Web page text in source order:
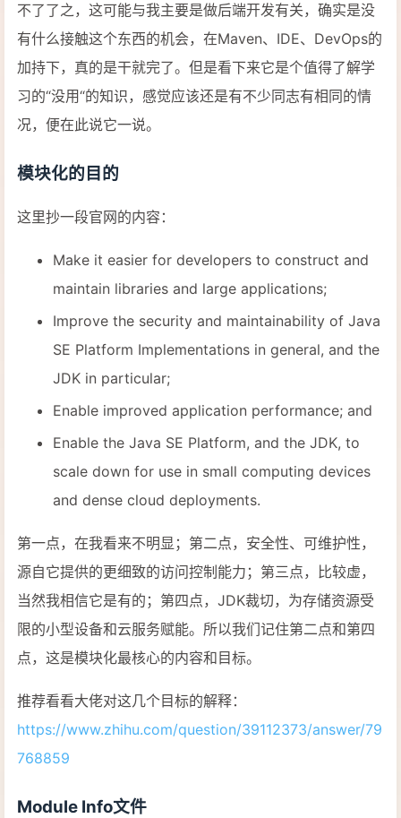
不了了之，这可能与我主要是做后端开发有关，确实是没
有什么接触这个东西的机会，在Maven、IDE、DevOps的
加持下，真的是干就完了。但是看下来它是个值得了解学
习的“没用“的知识，感觉应该还是有不少同志有相同的情
况，便在此说它一说。
模块化的目的
这里抄一段官网的内容：
Make it easier for developers to construct and
maintain libraries and large applications;
Improve the security and maintainability of Java
SE Platform Implementations in general, and the
JDK in particular;
Enable improved application performance; and
Enable the Java SE Platform, and the JDK, to
scale down for use in small computing devices
and dense cloud deployments.
第一点，在我看来不明显；第二点，安全性、可维护性，
源自它提供的更细致的访问控制能力；第三点，比较虚，
当然我相信它是有的；第四点，JDK裁切，为存储资源受
限的小型设备和云服务赋能。所以我们记住第二点和第四
点，这是模块化最核心的内容和目标。
推荐看看大佬对这几个目标的解释：
https://www.zhihu.com/question/39112373/answer/79
768859
Module Info文件